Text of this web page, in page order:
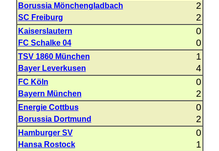
Borussia Mönchengladbach 2
SC Freiburg 2
Kaiserslautern 0
FC Schalke 04 0
TSV 1860 München 1
Bayer Leverkusen 4
FC Köln 0
Bayern München 2
Energie Cottbus 0
Borussia Dortmund 2
Hamburger SV 0
Hansa Rostock 1